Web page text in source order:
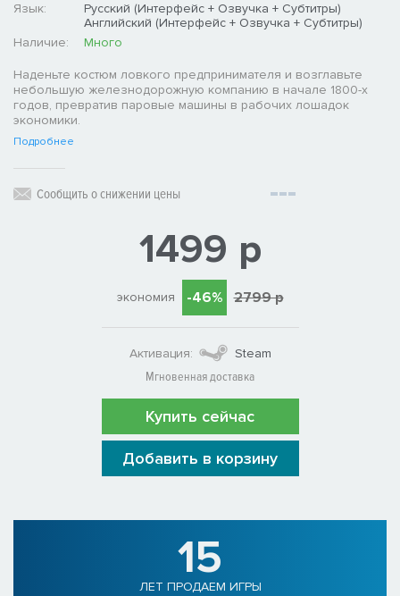
Язык:
Русский (Интерфейс + Озвучка + Субтитры)
Английский (Интерфейс + Озвучка + Субтитры)
Наличие:
Много
Наденьте костюм ловкого предпринимателя и возглавьте
небольшую железнодорожную компанию в начале 1800-х
годов, превратив паровые машины в рабочих лошадок
экономики.
Подробнее
Сообщить о снижении цены
1499 р
экономия -46% 2799 р
Активация:
Steam
Мгновенная доставка
Купить сейчас
Добавить в корзину
15
ЛЕТ ПРОДАЕМ ИГРЫ